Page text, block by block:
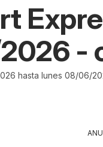
-
hasta lunes 08/06/